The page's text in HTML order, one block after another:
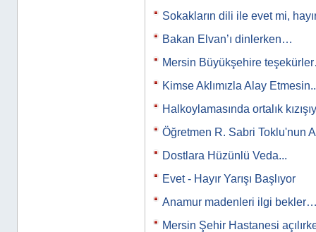
Sokakların dili ile evet mi,
Bakan Elvan’ı dinlerken…
Mersin Büyükşehire
Kimse Aklımızla Alay
Halkoylamasında ortalık
Öğretmen R. Sabri Toklu'nun
Dostlara Hüzünlü Veda...
Evet - Hayır Yarışı Başlıyor
Anamur madenleri ilgi
Mersin Şehir Hastanesi